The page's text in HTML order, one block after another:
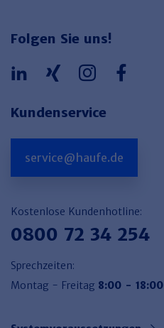
Folgen Sie uns!
Kundenservice
service@haufe.de
Kostenlose Kundenhotline:
0800 72 34 254
Sprechzeiten:
Montag - Freitag 8:00 - 18:00